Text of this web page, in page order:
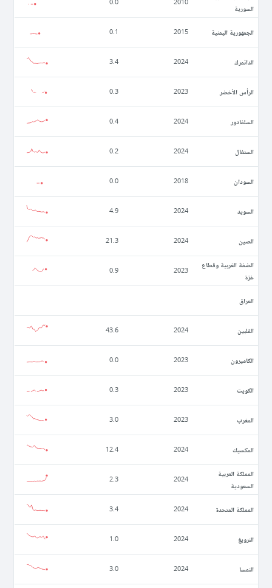
السورية
2010
0.0
الجمهورية اليمنية 2015
0.1
الدانمرك 2024
3.4
الرأس الأخضر 2023
0.3
السلفادور 2024
0.4
السنغال 2024
0.2
السودان 2018
0.0
السويد 2024
4.9
الصين 2024
21.3
الضفة الغربية وقطاع
غزة
2023
0.9
العراق
الفلبين 2024
43.6
الكاميرون 2023
0.0
الكويت 2023
0.3
المغرب 2023
3.0
المكسيك 2024
12.4
المملكة العربية
السعودية
2024
2.3
المملكة المتحدة 2024
3.4
النرويغ 2024
1.0
النمسا 2024
3.0